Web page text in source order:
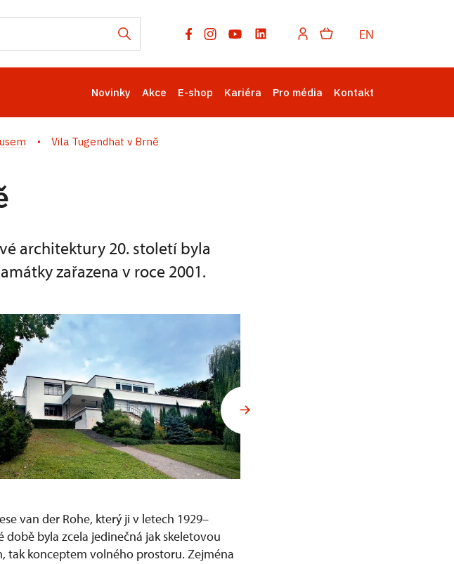
EN
Novinky Akce E-shop Kariéra Pro média Kontakt
Vila Tugendhat v Brně
architektury 20. století byla
zařazena v roce 2001.
van der Rohe, který ji v letech 1929–
době byla zcela jedinečná jak skeletovou
tak konceptem volného prostoru. Zejména